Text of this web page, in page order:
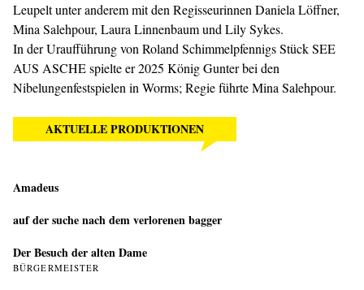
Leupelt unter anderem mit den Regisseurinnen Daniela Löffner,
Mina Salehpour, Laura Linnenbaum und Lily Sykes.
In der Uraufführung von Roland Schimmelpfennigs Stück SEE
AUS ASCHE spielte er 2025 König Gunter bei den
Nibelungenfestspielen in Worms; Regie führte Mina Salehpour.
AKTUELLE PRODUKTIONEN
Amadeus
auf der suche nach dem verlorenen bagger
Der Besuch der alten Dame
BÜRGERMEISTER